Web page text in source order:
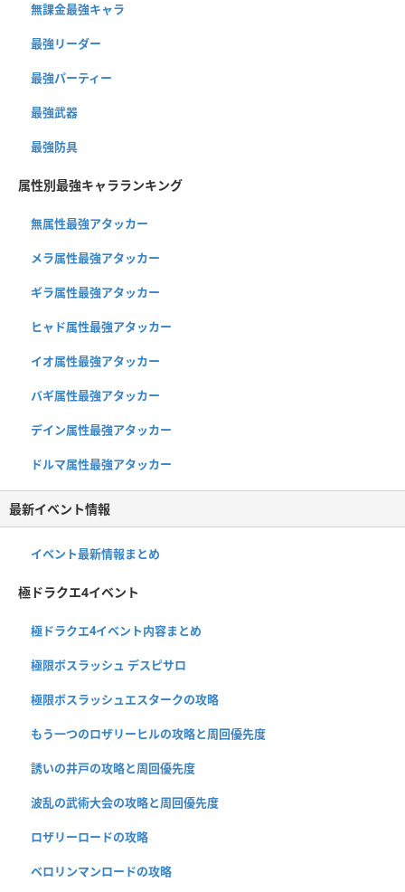
無課金最強キャラ
最強リーダー
最強パーティー
最強武器
最強防具
属性別最強キャラランキング
無属性最強アタッカー
メラ属性最強アタッカー
ギラ属性最強アタッカー
ヒャド属性最強アタッカー
イオ属性最強アタッカー
バギ属性最強アタッカー
デイン属性最強アタッカー
ドルマ属性最強アタッカー
最新イベント情報
イベント最新情報まとめ
極ドラクエ4イベント
極ドラクエ4イベント内容まとめ
極限ボスラッシュ デスピサロ
極限ボスラッシュエスタークの攻略
もう一つのロザリーヒルの攻略と周回優先度
誘いの井戸の攻略と周回優先度
波乱の武術大会の攻略と周回優先度
ロザリーロードの攻略
ベロリンマンロードの攻略